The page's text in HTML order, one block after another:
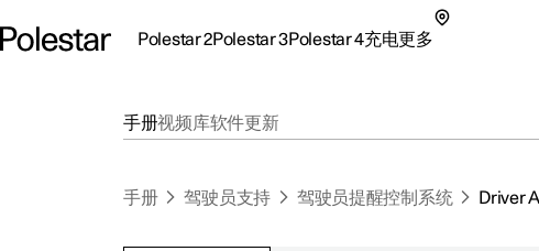
Polestar 2Polestar 3Polestar 4充电更多
手册视频库软件更新
手册 驾驶员支持 驾驶员提醒控制系统 Driver